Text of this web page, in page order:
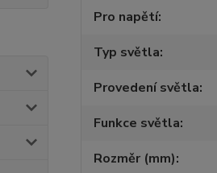
Pro napětí
Typ světla
Provedení světla
Funkce světla
Rozměr (mm)